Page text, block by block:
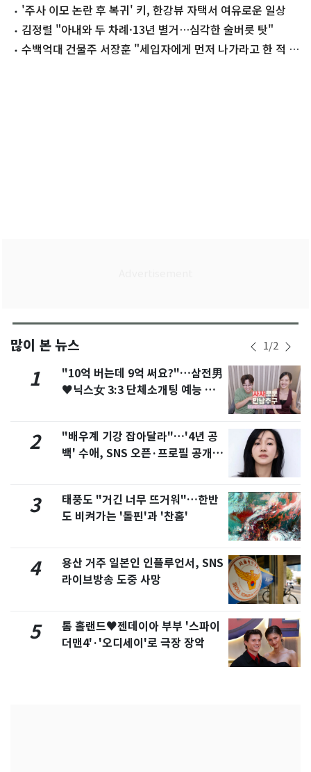
'주사 이모 논란 후 복귀' 키, 한강뷰 자택서 여유로운 일상
김정렬 "아내와 두 차례·13년 별거…심각한 술버릇 탓"
수백억대 건물주 서장훈 "세입자에게 먼저 나가라고 한 적 없
많이 본 뉴스 1/2
1
"10억 버는데 9억 써요?"…삼전男
♥닉스女 3:3 단체소개팅 예능 화
2
"배우계 기강 잡아달라"…'4년 공
백' 수애, SNS 오픈·프로필 공개
3
태풍도 "거긴 너무 뜨거워"…한반
도 비켜가는 '돌핀'과 '찬홈'
4
용산 거주 일본인 인플루언서, SNS
라이브방송 도중 사망
5
톰 홀랜드♥젠데이아 부부 '스파이
더맨4'·'오디세이'로 극장 장악